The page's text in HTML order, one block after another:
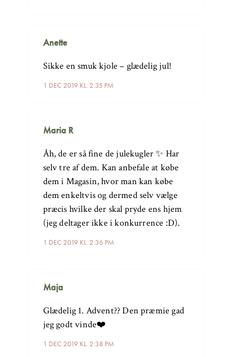
Anette
1 DEC 2019 KL. 2:35 PM
Sikke en smuk kjole – glædelig jul!
Maria R
1 DEC 2019 KL. 2:36 PM
Åh, de er så fine de julekugler ✨ Har
selv tre af dem. Kan anbefale at købe
dem i Magasin, hvor man kan købe
dem enkeltvis og dermed selv vælge
præcis hvilke der skal pryde ens hjem
(jeg deltager ikke i konkurrence :D).
Maja
1 DEC 2019 KL. 2:38 PM
Glædelig 1. Advent?? Den præmie gad
jeg godt vinde❤️